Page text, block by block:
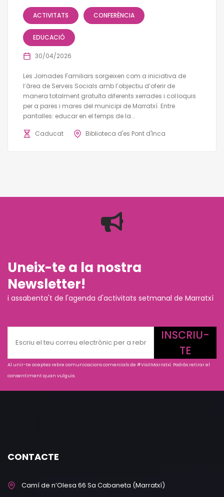
ACTIVITATS CONFERÈNCIA
EDUCACIÓ
30/04/2026
Les Jornades Familiars sorgeixen com a iniciativa de
l’àrea de Serveis Socials amb l’objectiu d’oferir de
manera totalment gratuïta diferents xerrades i col·loquis
per a pares i mares del municipi de Marratxí. Entre
pantalles: educar en el temps de la...
Caducat Biblioteca d'es Pont d'Inca
Uneix-te a la nostra
Newsletter!
i assabenta't de l'agenda d'activitats setmanal de Marratxí
INSCRIU-
TE
Al unir-te aceptes rebre comunicacions comercials de #VisitMarratxí. Podràs retirar el
consentiment quan vulguis.
CONTACTE
Camí de n’Olesa 66 Sa Cabaneta (Marratxí)